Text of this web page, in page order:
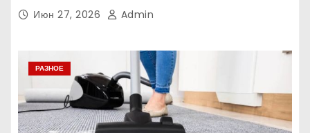
Июн 27, 2026 Admin
РАЗНОЕ